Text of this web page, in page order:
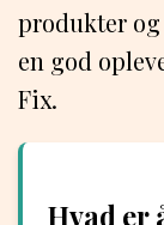
produkter
en god
Fix.
Hvad er